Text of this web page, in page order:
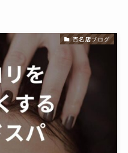
百名店ブログ